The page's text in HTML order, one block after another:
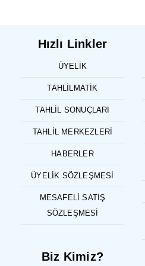
Hızlı Linkler
ÜYELIK
TAHLILMATIK
TAHLIL SONUÇLARI
TAHLIL MERKEZLERI
HABERLER
ÜYELIK SÖZLEŞMESI
MESAFELI SATIŞ
SÖZLEŞMESI
Biz Kimiz?